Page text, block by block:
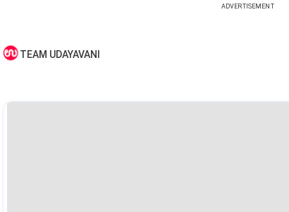
ADVERTISEMENT
TEAM UDAYAVANI